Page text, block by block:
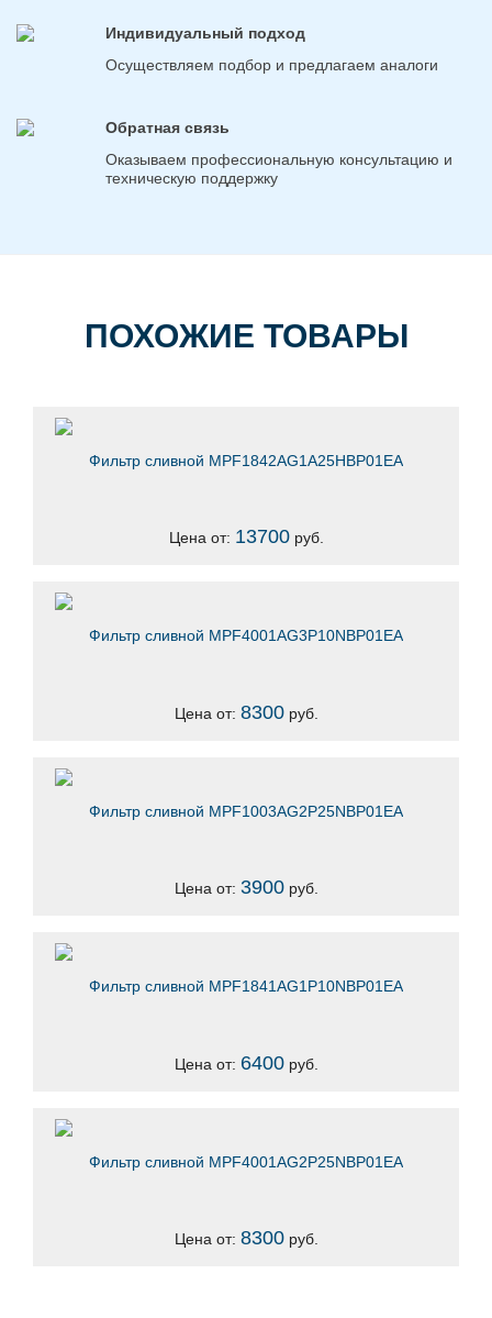
Индивидуальный подход
Осуществляем подбор и предлагаем аналоги
Обратная связь
Оказываем профессиональную консультацию и
техническую поддержку
ПОХОЖИЕ ТОВАРЫ
Фильтр сливной MPF1842AG1A25HBP01EA
Цена от: 13700руб.
Фильтр сливной MPF4001AG3P10NBP01EA
Цена от: 8300руб.
Фильтр сливной MPF1003AG2P25NBP01EA
Цена от: 3900руб.
Фильтр сливной MPF1841AG1P10NBP01EA
Цена от: 6400руб.
Фильтр сливной MPF4001AG2P25NBP01EA
Цена от: 8300руб.